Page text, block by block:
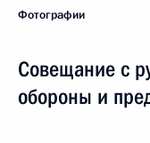
Фотографии
Совещание с
обороны и